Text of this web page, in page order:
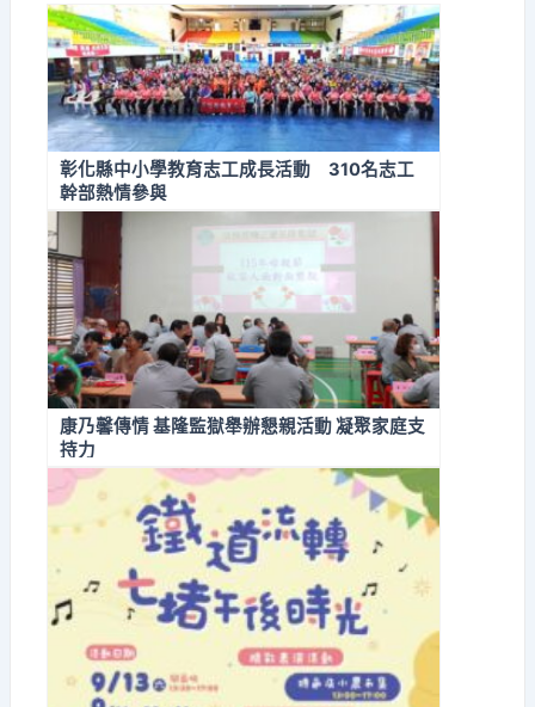
彰化縣中小學教育志工成長活動 310名志工
幹部熱情參與
康乃馨傳情 基隆監獄舉辦懇親活動 凝聚家庭支
持力